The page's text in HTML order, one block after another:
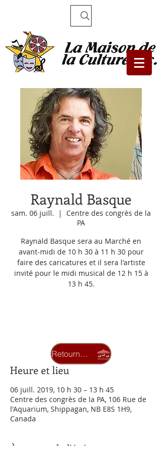
Raynald Basque
sam. 06 juill.
  |
Centre des congrès de la
PA
Raynald Basque sera au Marché en
avant-midi de 10 h 30 à 11 h 30 pour
faire des caricatures et il sera l'artiste
invité pour le midi musical de 12 h 15 à
13 h 45.
Heure et lieu
06 juill. 2019, 10 h 30 – 13 h 45
Centre des congrès de la PA, 106 Rue de
l'Aquarium, Shippagan, NB E8S 1H9,
Canada
À propos de l'événement
Retourner au carrousel